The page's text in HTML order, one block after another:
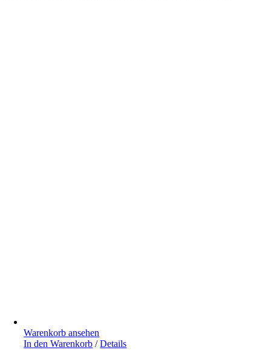
Warenkorb ansehen
In den Warenkorb / Details